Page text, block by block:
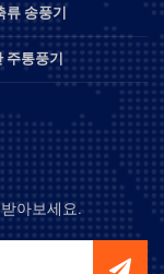
류 송풍기
주통풍기
아보세요.